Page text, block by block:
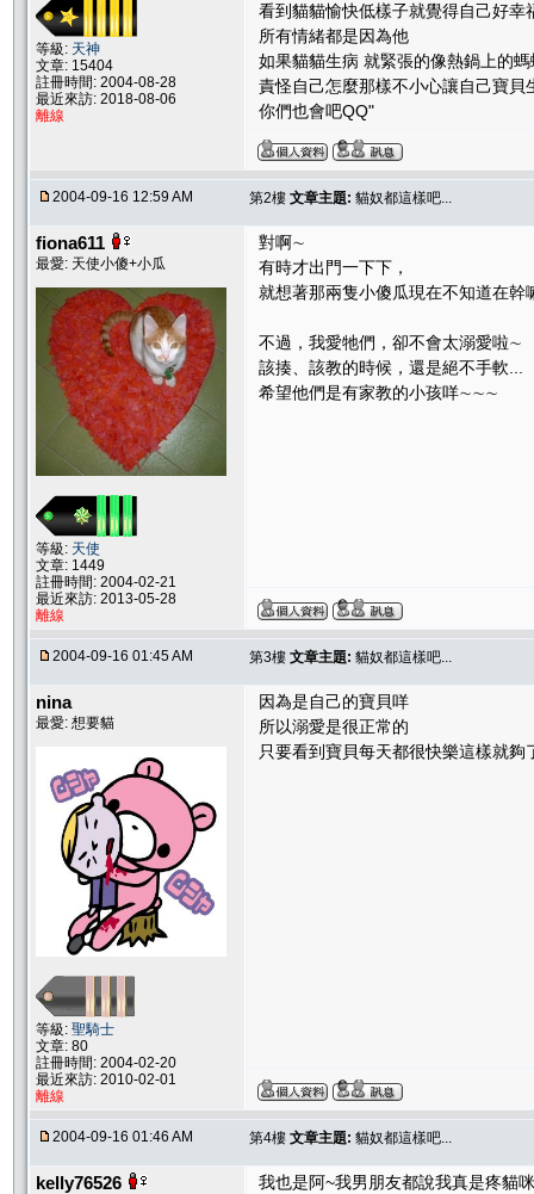
等級: 天神
文章: 15404
註冊時間: 2004-08-28
最近來訪: 2018-08-06
離線
看到貓貓愉快低樣子就覺得自己好幸
所有情緒都是因為他
如果貓貓生病 就緊張的像熱鍋上的螞
責怪自己怎麼那樣不小心讓自己寶貝
你們也會吧QQ"
2004-09-16 12:59 AM 第2樓 文章主題: 貓奴都這樣吧...
fiona611
最愛: 天使小傻+小瓜
等級: 天使
文章: 1449
註冊時間: 2004-02-21
最近來訪: 2013-05-28
離線
對啊∼
有時才出門一下下，
就想著那兩隻小傻瓜現在不知道在幹
不過，我愛牠們，卻不會太溺愛啦∼
該揍、該教的時候，還是絕不手軟...
希望他們是有家教的小孩咩∼∼∼
2004-09-16 01:45 AM 第3樓 文章主題: 貓奴都這樣吧...
nina
最愛: 想要貓
等級: 聖騎士
文章: 80
註冊時間: 2004-02-20
最近來訪: 2010-02-01
離線
因為是自己的寶貝咩
所以溺愛是很正常的
只要看到寶貝每天都很快樂這樣就夠
2004-09-16 01:46 AM 第4樓 文章主題: 貓奴都這樣吧...
kelly76526
我也是阿~我男朋友都說我真是疼貓